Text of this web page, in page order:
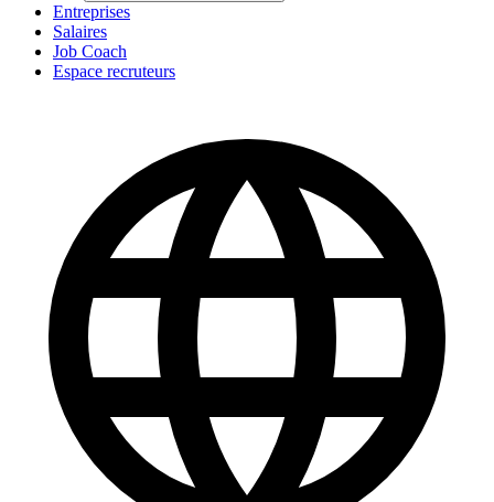
Entreprises
Salaires
Job Coach
Espace recruteurs